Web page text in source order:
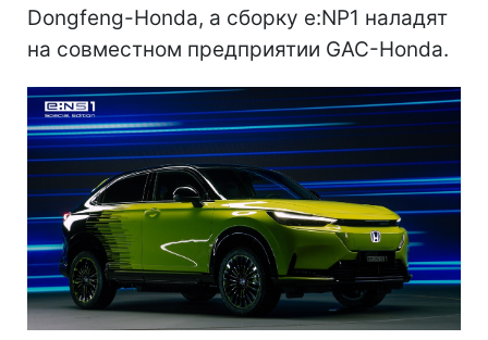
Dongfeng-Honda, а сборку e:NP1 наладят
на совместном предприятии GAC-Honda.